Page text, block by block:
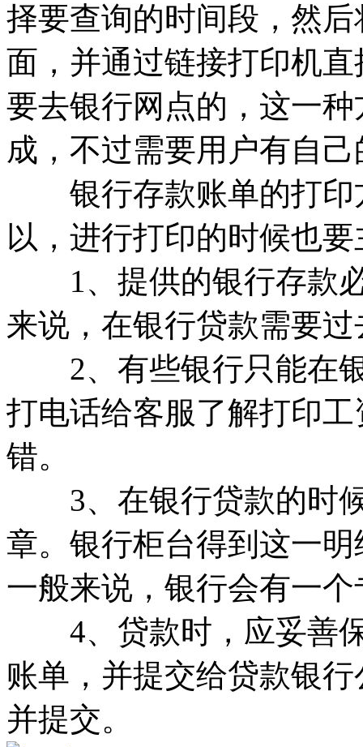
择要查询的时间段，然
面，并通过链接打印机
要去银行网点的，这一
成，不过需要用户有自
银行存款账单的打印
以，进行打印的时候也
1、提供的银行存款必
来说，在银行贷款需要
2、有些银行只能在银
打电话给客服了解打印
错。
3、在银行贷款的时候
章。银行柜台得到这一
一般来说，银行会有一
4、贷款时，应妥善保
账单，并提交给贷款银
并提交。